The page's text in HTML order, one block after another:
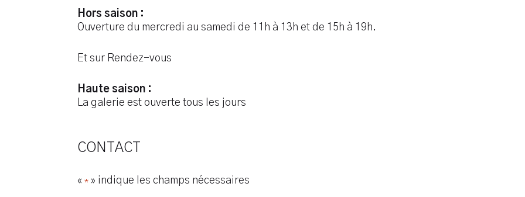
Hors saison :
Ouverture du mercredi au samedi de 11h à 13h et de 15h à 19h.
Et sur Rendez-vous
Haute saison :
La galerie est ouverte tous les jours
CONTACT
« * » indique les champs nécessaires